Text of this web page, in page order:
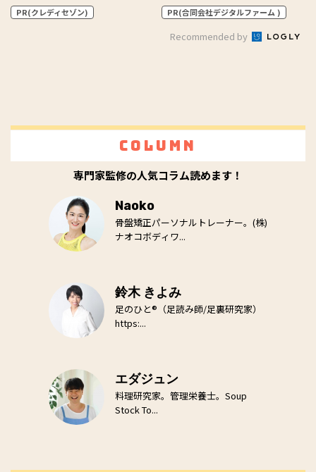
PR(クレディセゾン) PR(合同会社デジタルファーム )
Recommended by
Column
専門家監修の人気コラム読めます！
Naoko
骨盤矯正パーソナルトレーナー。(株)
ナオコボディワ...
鈴木 きよみ
足のひと®（足読み師/足裏研究家）
https:...
エダジュン
料理研究家。管理栄養士。Soup
Stock To...